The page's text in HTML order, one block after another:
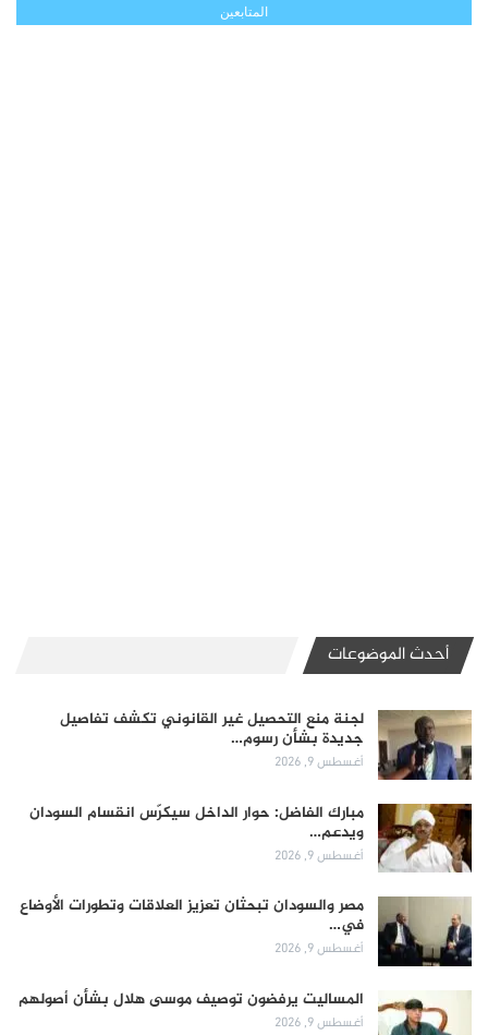
المتابعين
أحدث الموضوعات
لجنة منع التحصيل غير القانوني تكشف تفاصيل
جديدة بشأن رسوم…
أغسطس 9, 2026
مبارك الفاضل: حوار الداخل سيكرّس انقسام السودان
ويدعم…
أغسطس 9, 2026
مصر والسودان تبحثان تعزيز العلاقات وتطورات الأوضاع
في…
أغسطس 9, 2026
المساليت يرفضون توصيف موسى هلال بشأن أصولهم
أغسطس 9, 2026